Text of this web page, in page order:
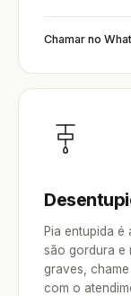
Chamar no
Pia entupida
são gordura e
graves,
com o